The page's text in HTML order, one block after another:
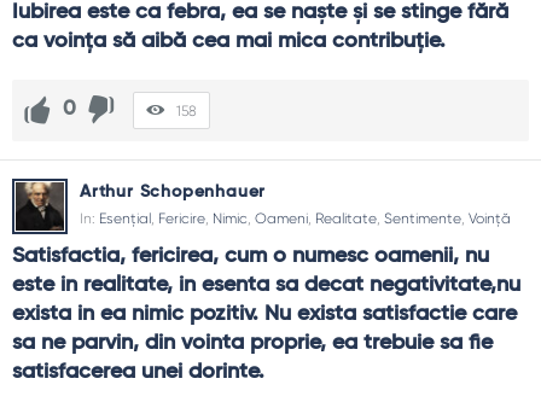
Iubirea este ca febra, ea se naște și se stinge fără
ca voința să aibă cea mai mica contribuție.
0 158
Arthur Schopenhauer
In: Esențial, Fericire, Nimic, Oameni, Realitate, Sentimente, Voință
Satisfactia, fericirea, cum o numesc oamenii, nu
este in realitate, in esenta sa decat negativitate,nu
exista in ea nimic pozitiv. Nu exista satisfactie care
sa ne parvin, din vointa proprie, ea trebuie sa fie
satisfacerea unei dorinte.